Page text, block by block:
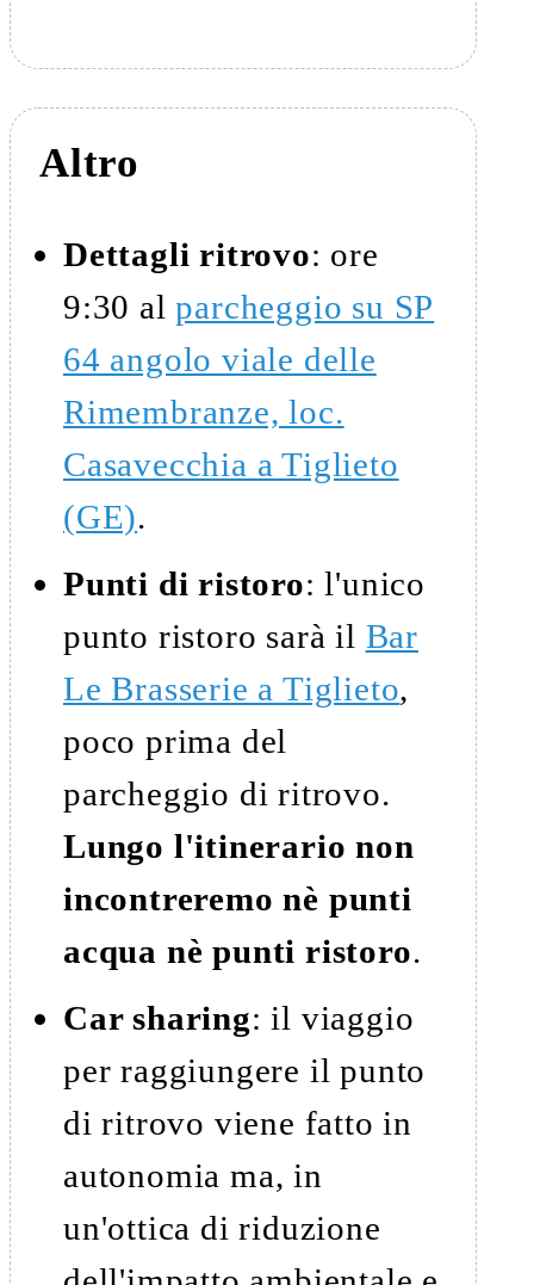
Altro
Dettagli ritrovo: ore
9:30 alparcheggio su SP
64 angolo viale delle
Rimembranze, loc.
Casavecchia a Tiglieto
(GE).
Punti di ristoro: l'unico
punto ristoro sarà il Bar
Le Brasserie a Tiglieto,
poco prima del
parcheggio di ritrovo.
Lungo l'itinerario non
incontreremo nè punti
acqua nè punti ristoro.
Car sharing: il viaggio
per raggiungere il punto
di ritrovo viene fatto in
autonomia ma, in
un'ottica di riduzione